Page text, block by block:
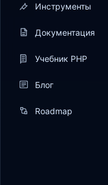
Инструменты
Документация
Учебник PHP
Блог
Roadmap